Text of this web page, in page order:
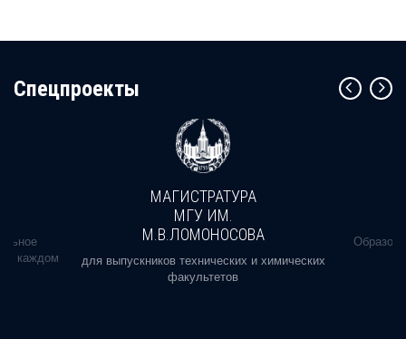
Cпецпроекты
в каждом
МАГИСТРАТУРА
МГУ ИМ.
М.В.ЛОМОНОСОВА
для выпускников технических и химических
факультетов